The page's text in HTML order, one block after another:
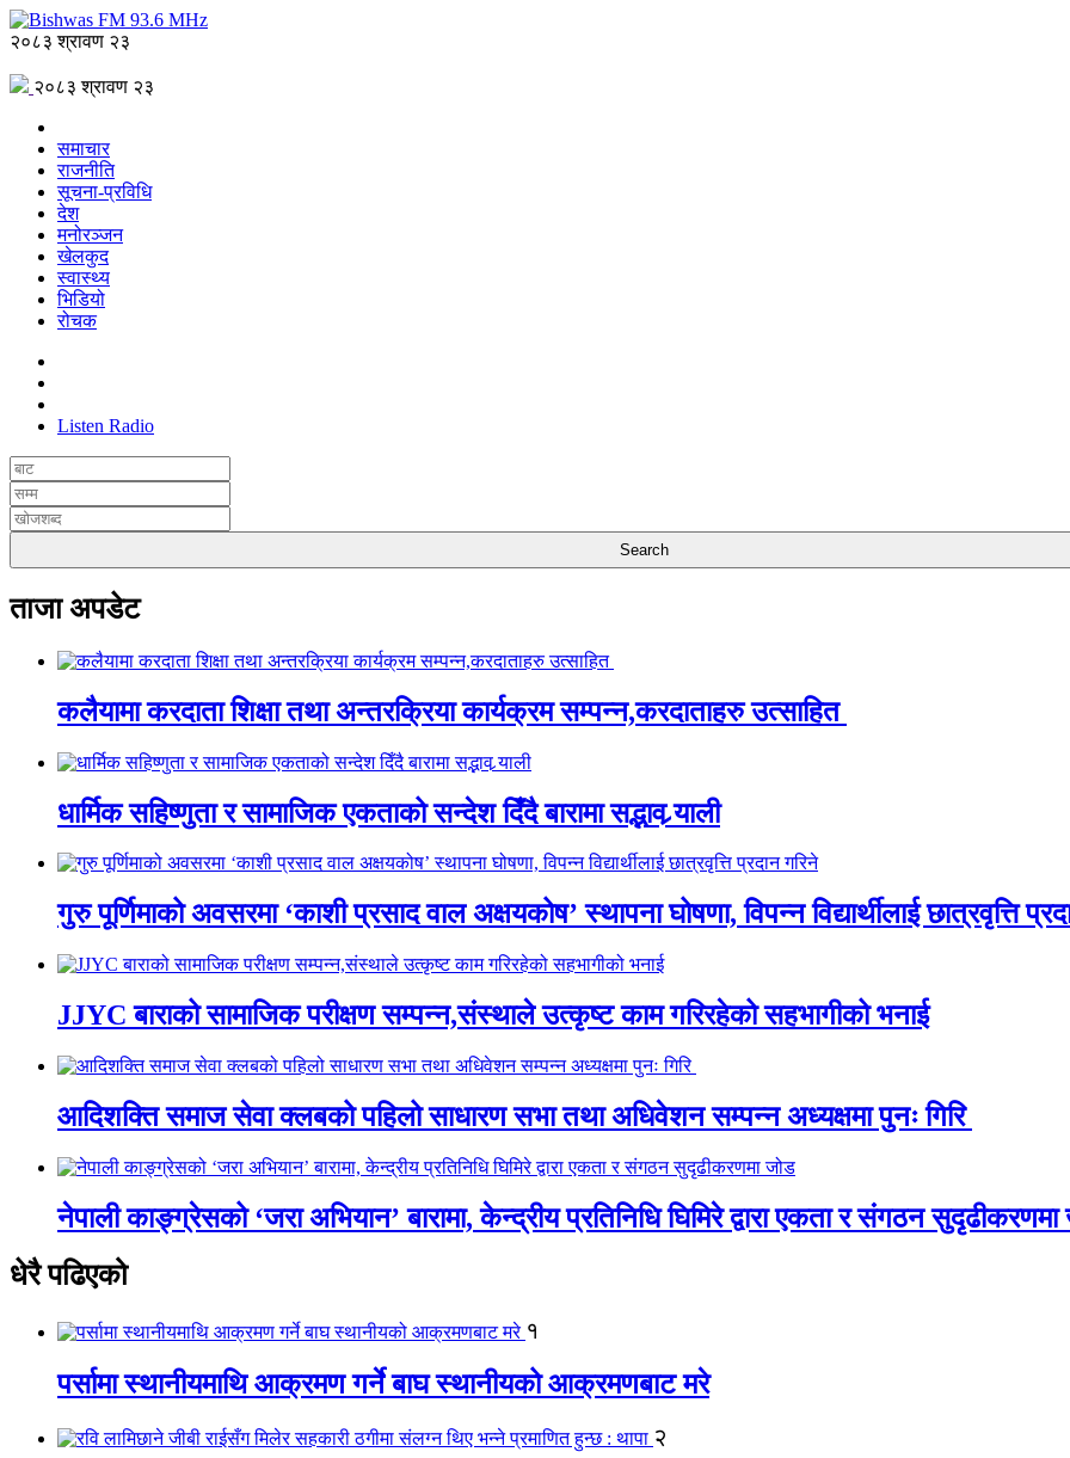
२०८३ श्रावण २३
२०८३ श्रावण २३
समाचार
राजनीति
सूचना-प्रविधि
देश
मनोरञ्जन
खेलकुद
स्वास्थ्य
भिडियो
रोचक
Listen Radio
ताजा अपडेट
कलैयामा करदाता शिक्षा तथा अन्तरक्रिया कार्यक्रम सम्पन्न,करदाताहरु उत्साहित
धार्मिक सहिष्णुता र सामाजिक एकताको सन्देश दिँदै बारामा सद्भाव र्‍याली
गुरु पूर्णिमाको अवसरमा ‘काशी प्रसाद वाल अक्षयकोष’ स्थापना घोषणा, विपन्न विद्यार्थीलाई छात्रवृत्ति
JJYC बाराको सामाजिक परीक्षण सम्पन्न,संस्थाले उत्कृष्ट काम गरिरहेको सहभागीको भनाई
आदिशक्ति समाज सेवा क्लबको पहिलो साधारण सभा तथा अधिवेशन सम्पन्न अध्यक्षमा पुनः गिरि
नेपाली काङ्ग्रेसको ‘जरा अभियान’ बारामा, केन्द्रीय प्रतिनिधि घिमिरे द्वारा एकता र संगठन
धेरै पढिएको
१
पर्सामा स्थानीयमाथि आक्रमण गर्ने बाघ स्थानीयको आक्रमणबाट मरे
२